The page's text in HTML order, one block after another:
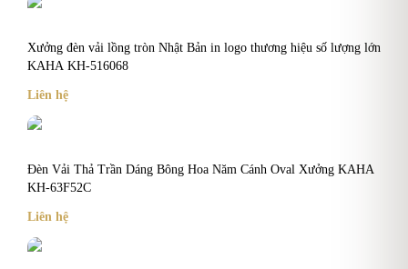
Xưởng đèn vải lồng tròn Nhật Bản in logo thương hiệu số lượng lớn
KAHA KH-516068
Liên hệ
Đèn Vải Thả Trần Dáng Bông Hoa Năm Cánh Oval Xưởng KAHA
KH-63F52C
Liên hệ